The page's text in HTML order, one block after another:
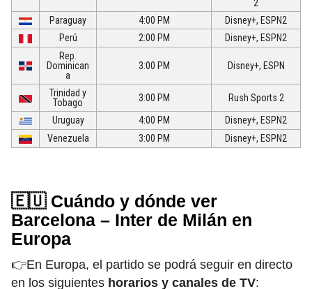
2
Paraguay
4:00 PM
Disney+, ESPN2
Perú
2:00 PM
Disney+, ESPN2
Rep.
Dominican
a
3:00 PM Disney+, ESPN
Trinidad y
Tobago
3:00 PM
Rush Sports 2
Uruguay
4:00 PM
Disney+, ESPN2
Venezuela
3:00 PM Disney+, ESPN2
🇪🇺 Cuándo y dónde ver
Barcelona – Inter de Milán en
Europa
👉En Europa, el partido se podrá seguir en directo
en los siguientes horarios y canales de TV: